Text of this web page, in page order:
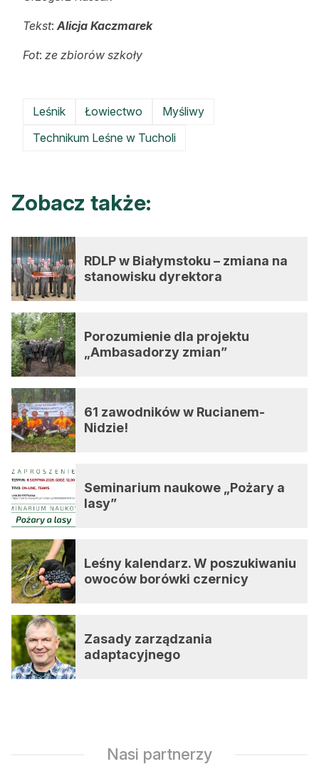
Tekst:Alicja Kaczmarek
Fot: ze zbiorów szkoły
Leśnik Łowiectwo
Myśliwy
Technikum Leśne w Tucholi
Zobacz także:
RDLP w Białymstoku – zmiana na
stanowisku dyrektora
Porozumienie dla projektu
„Ambasadorzy zmian”
61 zawodników w Rucianem-
Nidzie!
Seminarium naukowe „Pożary a
lasy”
Leśny kalendarz. W poszukiwaniu
owoców borówki czernicy
Zasady zarządzania
adaptacyjnego
Nasi partnerzy